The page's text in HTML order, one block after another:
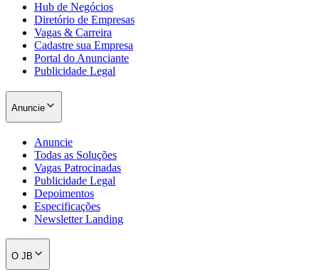
Hub de Negócios
Diretório de Empresas
Vagas & Carreira
Cadastre sua Empresa
Portal do Anunciante
Publicidade Legal
Anuncie
Anuncie
Todas as Soluções
Vagas Patrocinadas
Publicidade Legal
Depoimentos
Especificações
Newsletter Landing
O JB